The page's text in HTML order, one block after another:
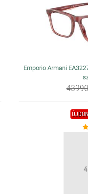
Emporio Armani